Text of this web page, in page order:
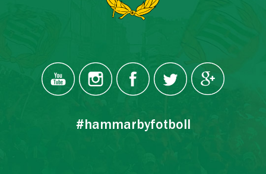
#hammarbyfotboll